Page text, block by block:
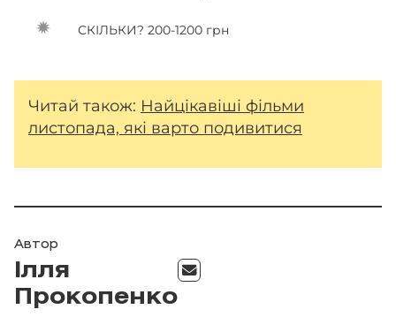
СКІЛЬКИ? 200-1200 грн
Читай також: Найцікавіші фільми
листопада, які варто подивитися
Автор
Ілля
Прокопенко